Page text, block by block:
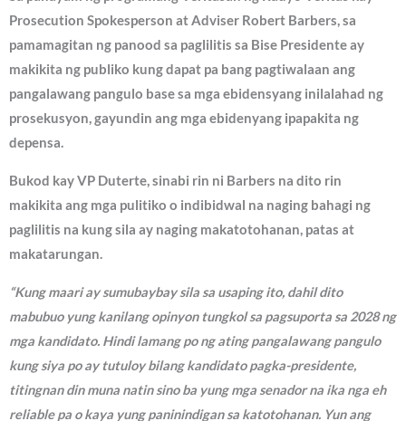
Prosecution Spokesperson at Adviser Robert Barbers, sa
pamamagitan ng panood sa paglilitis sa Bise Presidente ay
makikita ng publiko kung dapat pa bang pagtiwalaan ang
pangalawang pangulo base sa mga ebidensyang inilalahad ng
prosekusyon, gayundin ang mga ebidenyang ipapakita ng
depensa.
Bukod kay VP Duterte, sinabi rin ni Barbers na dito rin
makikita ang mga pulitiko o indibidwal na naging bahagi ng
paglilitis na kung sila ay naging makatotohanan, patas at
makatarungan.
“Kung maari ay sumubaybay sila sa usaping ito, dahil dito
mabubuo yung kanilang opinyon tungkol sa pagsuporta sa 2028 ng
mga kandidato. Hindi lamang po ng ating pangalawang pangulo
kung siya po ay tutuloy bilang kandidato pagka-presidente,
titingnan din muna natin sino ba yung mga senador na ika nga eh
reliable pa o kaya yung paninindigan sa katotohanan. Yun ang